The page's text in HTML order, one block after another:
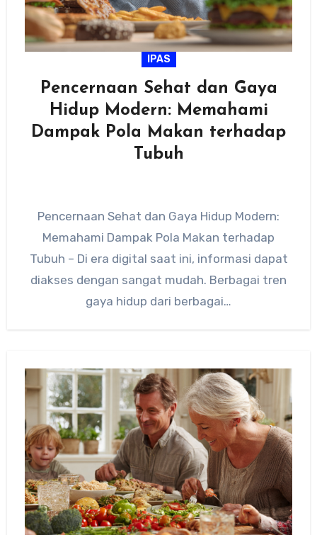
IPAS
Pencernaan Sehat dan Gaya
Hidup Modern: Memahami
Dampak Pola Makan terhadap
Tubuh
Pencernaan Sehat dan Gaya Hidup Modern:
Memahami Dampak Pola Makan terhadap
Tubuh – Di era digital saat ini, informasi dapat
diakses dengan sangat mudah. Berbagai tren
gaya hidup dari berbagai…